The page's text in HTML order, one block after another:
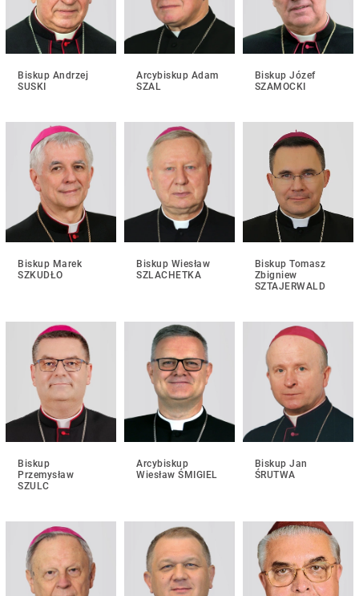
Biskup Andrzej
SUSKI
Arcybiskup Adam
SZAL
Biskup Józef
SZAMOCKI
Biskup Marek
SZKUDŁO
Biskup Wiesław
SZLACHETKA
Biskup Tomasz
Zbigniew
SZTAJERWALD
Biskup
Przemysław
SZULC
Arcybiskup
Wiesław ŚMIGIEL
Biskup Jan
ŚRUTWA